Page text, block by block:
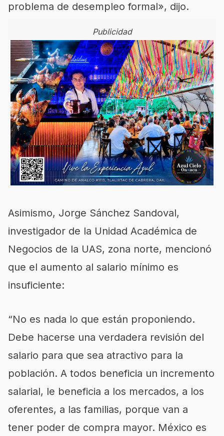
problema de desempleo formal», dijo.
Publicidad
Asimismo, Jorge Sánchez Sandoval,
investigador de la Unidad Académica de
Negocios de la UAS, zona norte, mencionó
que el aumento al salario mínimo es
insuficiente:
“No es nada lo que están proponiendo.
Debe hacerse una verdadera revisión del
salario para que sea atractivo para la
población. A todos beneficia un incremento
salarial, le beneficia a los mercados, a los
oferentes, a las familias, porque van a
tener poder de compra mayor. México es